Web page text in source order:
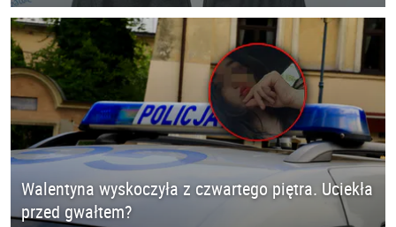
Walentyna wyskoczyła z czwartego piętra. Uciekła
przed gwałtem?